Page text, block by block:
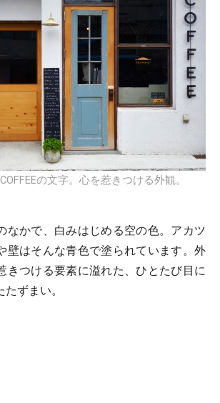
の文字。心を惹きつける外観。
なかで、白みはじめる空の色。アカツ
壁はそんな青色で塗られています。外
きつける要素に溢れた、ひとたび目に
ずまい。